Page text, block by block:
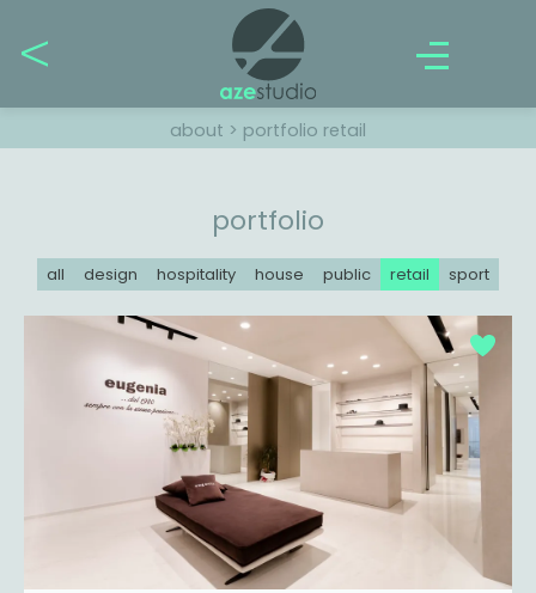
about > portfolio retail
portfolio
all design hospitality house public retail sport